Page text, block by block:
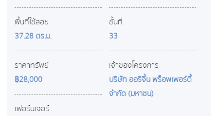
พื้นที่ใช้สอย
37.28 ตร.ม.
ราคาทรัพย์
฿28,000
เฟอร์นิเจอร์
ชั้นที่
33
เจ้าของโครงการ
บริษัท ออริจิ้น พร็อพเพอร์ตี้
จำกัด (มหาชน)